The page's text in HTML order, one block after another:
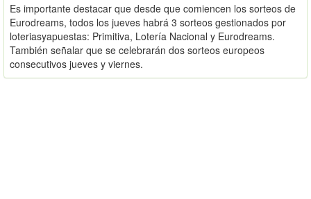
Es importante destacar que desde que comiencen los sorteos de
Eurodreams, todos los jueves habrá 3 sorteos gestionados por
loteriasyapuestas: Primitiva, Lotería Nacional y Eurodreams.
También señalar que se celebrarán dos sorteos europeos
consecutivos jueves y viernes.